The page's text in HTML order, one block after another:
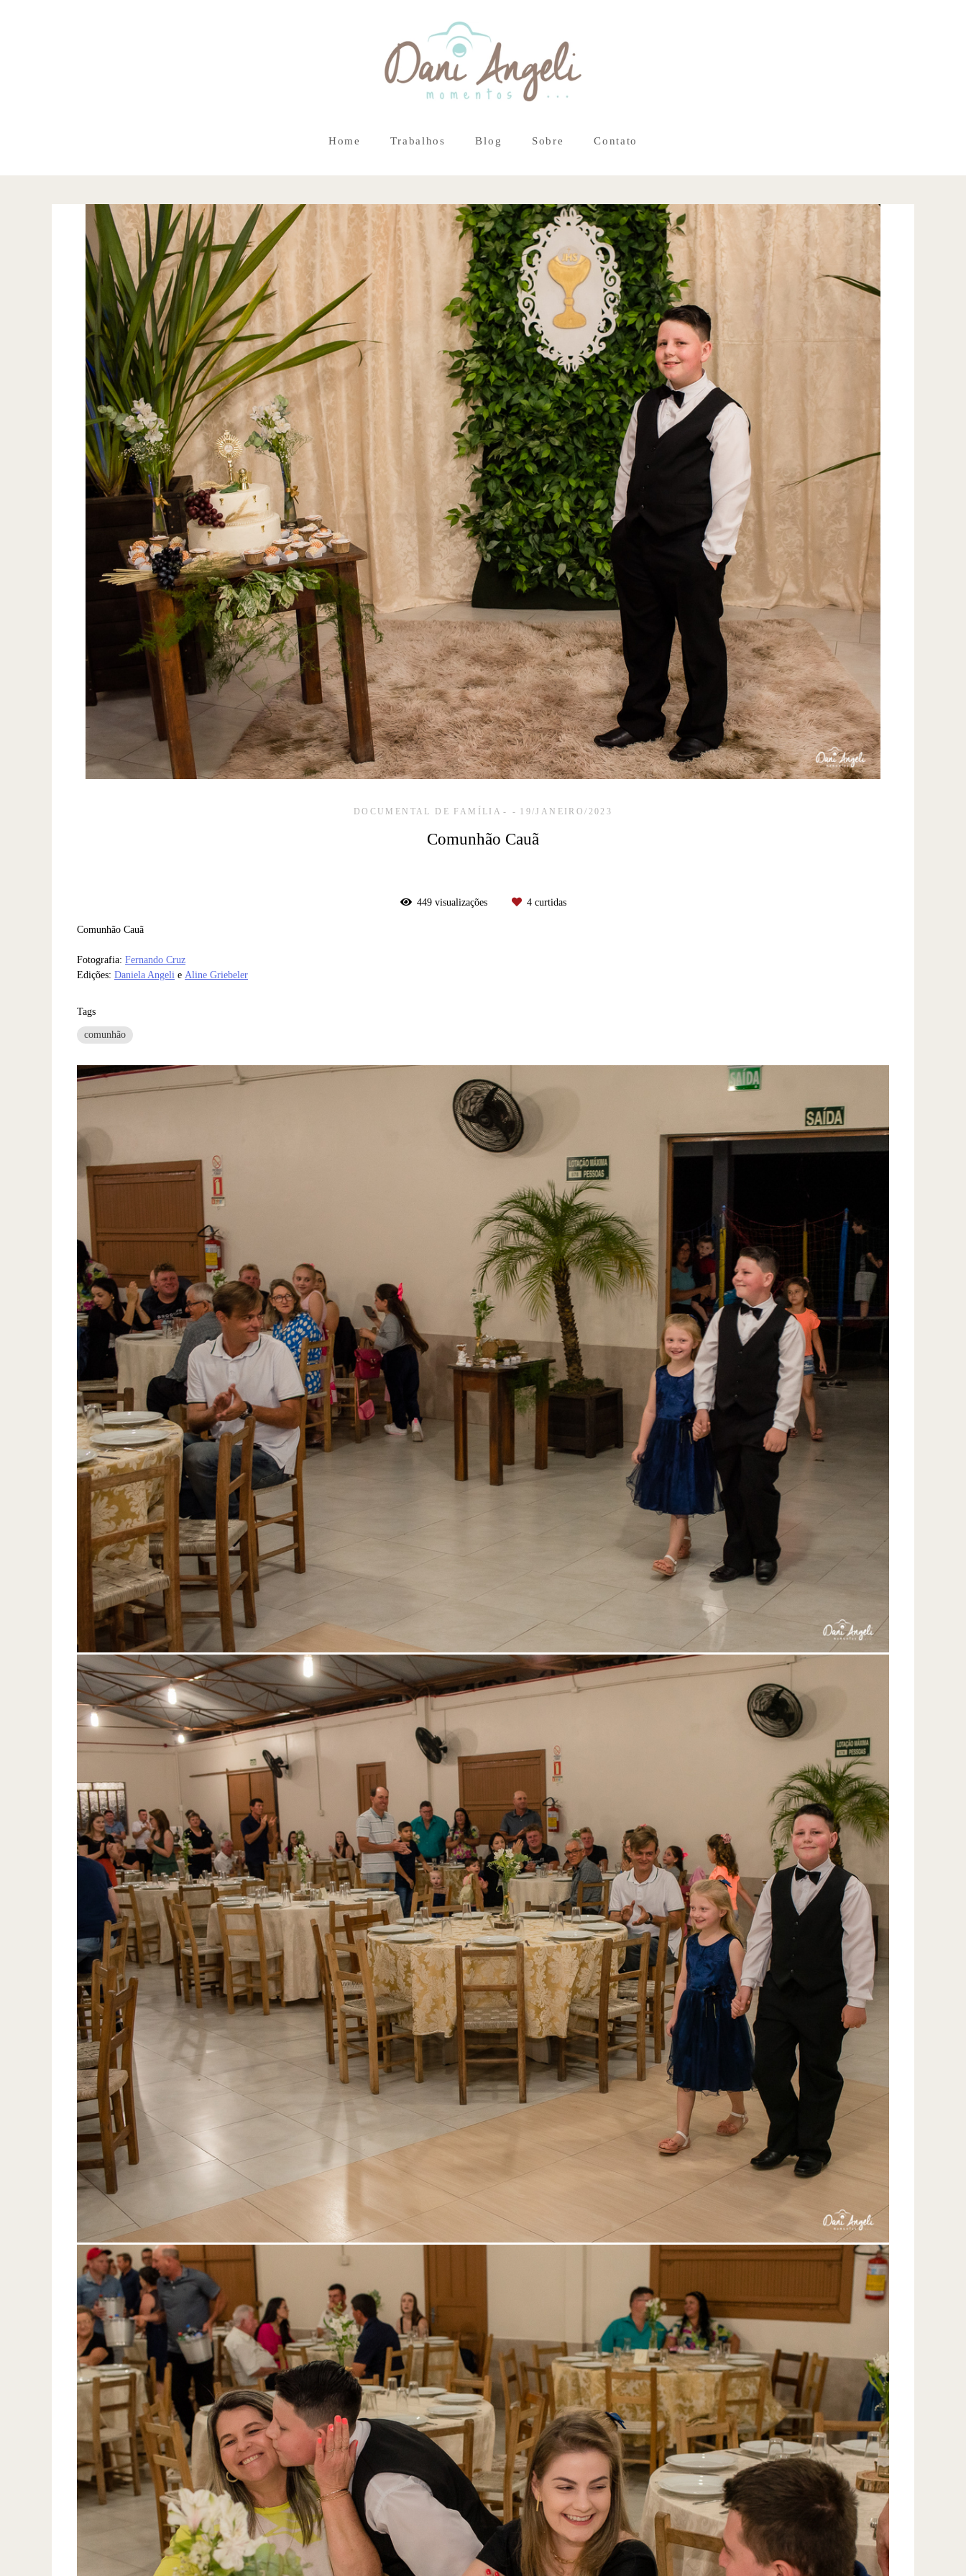
Home Trabalhos Blog Sobre Contato
DOCUMENTAL DE FAMÍLIA 19/JANEIRO/2023
Comunhão Cauã
449visualizações 4curtidas
Comunhão Cauã
Fotografia: Fernando Cruz
Edições: Daniela Angeli e Aline Griebeler
Tags
comunhão